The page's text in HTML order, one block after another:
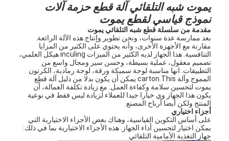
يموت شبه التلقائي آلة قطع حزمة آلات
نموذج قياسي لقطع يموت
مقدمة من سلسلة قطع شبه التلقائي يموت
بعد ممارسة عدة سنوات، ونحن تطوير وإنتاج هذه الآلة الرائعة.
مقارنة مع الأجهزة الأخرى، وأنه يحتوي على الكثير من المزايا
التنافسية. هذا الجهاز لديه الكثير من الميزات inculing هيكل العلمي،
تصميم معقول، عملية بسيطة، وحسن سير ومجال واسع من
التطبيقات. انها مناسبة لوحة سميكة ورقة، لوحة رمادية، الكرتون
المموج وآلة carton.This يمكن أن يكون بدلا من دليل آلة قطع
يموت لتحسين سلامة وكفاءة العمل. مع زيادة تكلفة العمالة، أن
يكون هذا الجهاز وي خيارا جيدا للعملاء لزيادة ليس فقط في نوعية
المنتج ولكن أيضا أرباح المصنع.
أجزاء اختياري
على أساس التكوين القياسية، وهناك بعض الأجزاء الاختيارية التي
يمكن اختيار لتحسين أداء الجهاز. هذه الأجزاء الاختيارية بما في ذلك:
جهاز التغذية الأمامية التلقائي